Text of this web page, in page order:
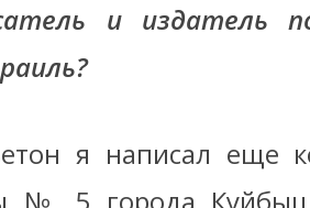
и издатель
я написал еще